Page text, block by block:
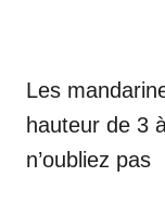
Les
hauteur de 3
n’oubliez pas